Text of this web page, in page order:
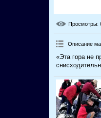
Просмотры:
Описание
«Эта гора не